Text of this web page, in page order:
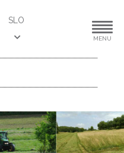
SLO
MENU